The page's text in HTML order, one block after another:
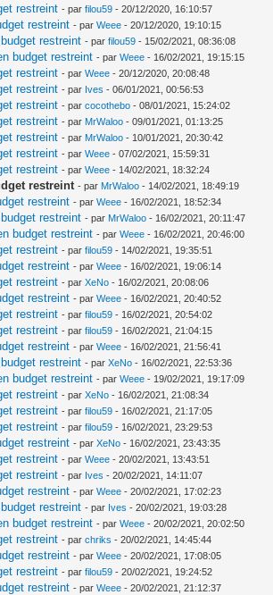
restreint - parfilou59 - 20/12/2020, 16:10:57
restreint - parWeee - 20/12/2020, 19:10:15
restreint - parfilou59 - 15/02/2021, 08:36:08
budget restreint - parWeee - 16/02/2021, 19:15:15
restreint - parWeee - 20/12/2020, 20:08:48
restreint - par Ives - 06/01/2021, 00:56:53
restreint - parcocothebo - 08/01/2021, 15:24:02
restreint - par MrWaloo - 09/01/2021, 01:13:25
restreint - par MrWaloo - 10/01/2021, 20:30:42
restreint - parWeee - 07/02/2021, 15:59:31
restreint - parWeee - 14/02/2021, 18:32:24
restreint - par MrWaloo - 14/02/2021, 18:49:19
restreint - parWeee - 16/02/2021, 18:52:34
restreint - par MrWaloo - 16/02/2021, 20:11:47
budget restreint - parWeee - 16/02/2021, 20:46:00
restreint - parfilou59 - 14/02/2021, 19:35:51
restreint - parWeee - 16/02/2021, 19:06:14
restreint - parXeNo - 16/02/2021, 20:08:06
restreint - parWeee - 16/02/2021, 20:40:52
restreint - parfilou59 - 16/02/2021, 20:54:02
restreint - parfilou59 - 16/02/2021, 21:04:15
restreint - parWeee - 16/02/2021, 21:56:41
restreint - parXeNo - 16/02/2021, 22:53:36
budget restreint - parWeee - 19/02/2021, 19:17:09
restreint - parXeNo - 16/02/2021, 21:08:34
restreint - parfilou59 - 16/02/2021, 21:17:05
restreint - parfilou59 - 16/02/2021, 23:29:53
restreint - parXeNo - 16/02/2021, 23:43:35
restreint - parWeee - 20/02/2021, 13:43:51
restreint - par Ives - 20/02/2021, 14:11:07
restreint - parWeee - 20/02/2021, 17:02:23
restreint - par Ives - 20/02/2021, 19:03:28
budget restreint - parWeee - 20/02/2021, 20:02:50
restreint - parchriks - 20/02/2021, 14:45:44
restreint - parWeee - 20/02/2021, 17:08:05
restreint - parfilou59 - 20/02/2021, 19:24:52
restreint - parWeee - 20/02/2021, 21:12:37